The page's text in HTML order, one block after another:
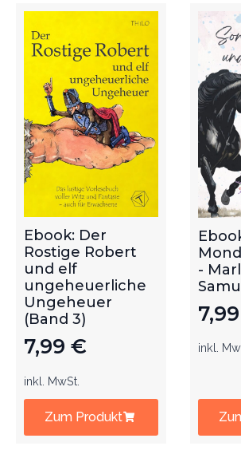
Ebook: Der
Rostige Robert
und elf
ungeheuerliche
Ungeheuer
(Band 3)
7,99 €
inkl. MwSt.
Zum Produkt
-
7,99
inkl.